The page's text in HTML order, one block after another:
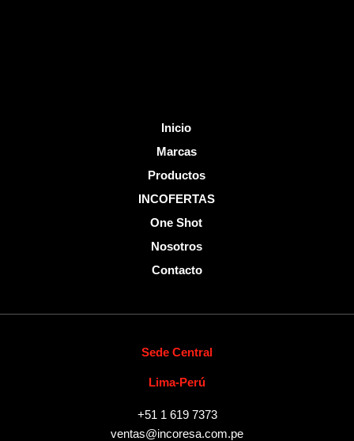
Inicio
Marcas
Productos
INCOFERTAS
One Shot
Nosotros
Contacto
Sede Central
Lima-Perú
+51 1 619 7373
ventas@incoresa.com.pe